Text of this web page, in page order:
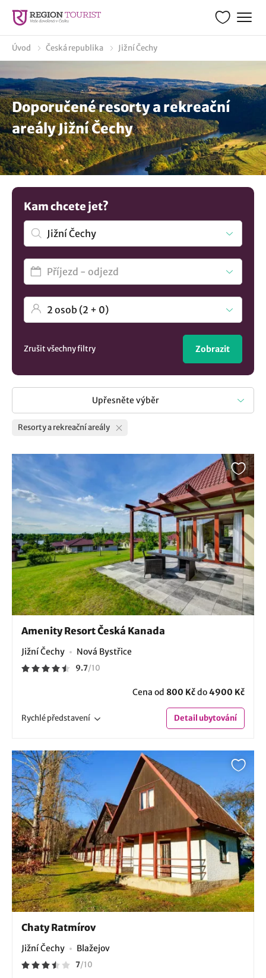
Úvod Česká republika Jižní Čechy
Doporučené resorty a rekreační
areály Jižní Čechy
Kam chcete jet?
Zrušit všechny filtry Zobrazit
Upřesněte výběr
Resorty a rekreační areály
Amenity Resort Česká Kanada
Jižní Čechy Nová Bystřice
9.7/10
Cena od 800 Kčdo4900 Kč
Rychlépředstavení Detailubytování
Chaty Ratmírov
Jižní Čechy Blažejov
7/10